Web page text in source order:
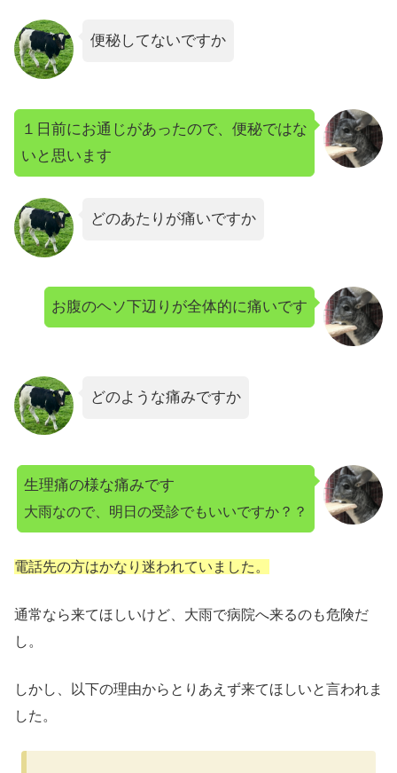
便秘してないですか
１日前にお通じがあったので、便秘ではな
いと思います
どのあたりが痛いですか
お腹のヘソ下辺りが全体的に痛いです
どのような痛みですか
生理痛の様な痛みです
大雨なので、明日の受診でもいいですか？？
電話先の方はかなり迷われていました。
通常なら来てほしいけど、大雨で病院へ来るのも危険だ
し。
しかし、以下の理由からとりあえず来てほしいと言われま
した。